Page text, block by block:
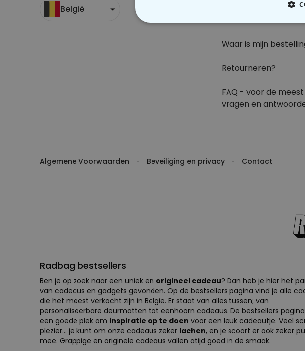
België
Verzendkosten?
Waar is mijn
Retourneren?
FAQ - voor de
vragen en
Algemene Voorwaarden Beveiliging en privacy Contact
Radbag bestsellers
Ben je op zoek naar een uniek en origineel cadeau? Dan heb je hier het
van cadeaus en gadgets gevonden. Op de bestsellers pagina vind je alle
die het meest verkocht zijn in Belgie. Er staat van alles tussen; van
personaliseerbare deurmatten tot eenhoorn cadeaus. De bestsellers pagina
een goede plek om inspiratie op te doen voor een leuk cadeautje. Veel
plezier... je kunt om onze cadeaus zeker lachen, en je scoort er ook zeker
mee. Grappige en originele cadeaus vallen atijd goed in de smaak.